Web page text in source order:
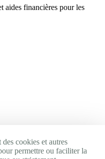
aides financières pour les
cookies et autres
permettre ou faciliter la